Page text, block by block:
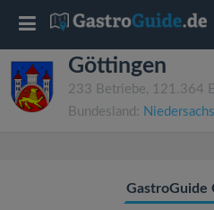
Göttingen
233 Betriebe, 121.364
Bundesland:
GastroGuide
T
o